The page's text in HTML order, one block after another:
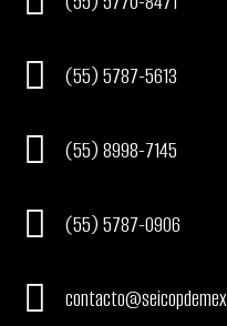
(55) 5787-5613
(55) 8998-7145
(55) 5787-0906